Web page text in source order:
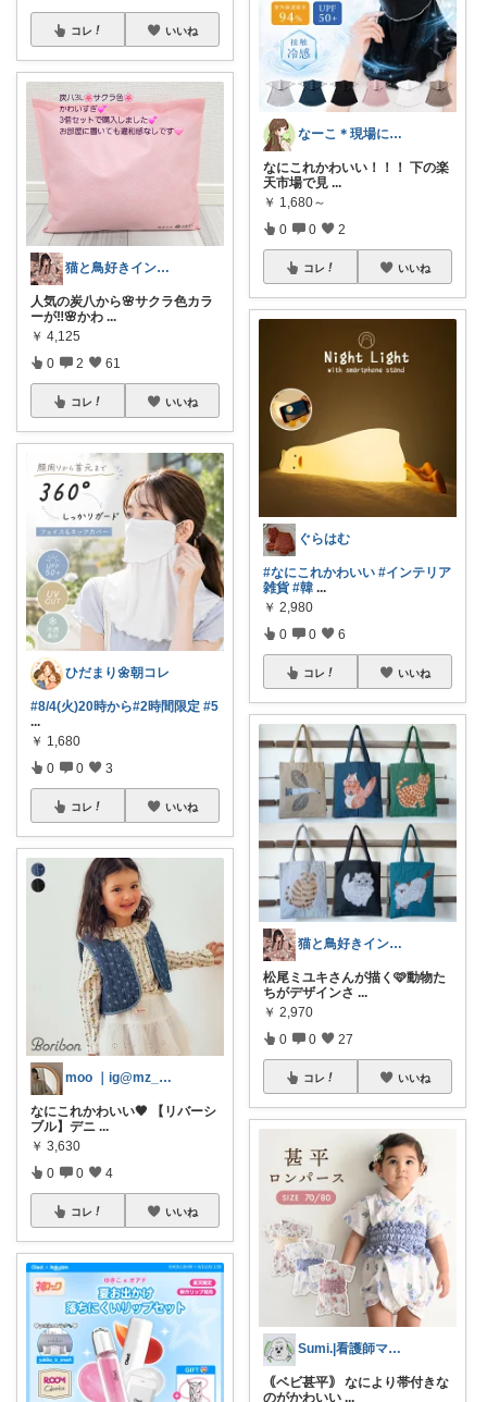
コレ いいね
猫と鳥好きインテリア初心者mako
人気の炭八から🌸サクラ色カラ
ーが‼️🌸かわ ...
￥ 4,125
0 2 61
コレ いいね
ひだまり🌼朝コレ
#8/4(火)20時から#2時間限定 #5
...
￥ 1,680
0 0 3
コレ いいね
moo ｜ig@mz_home_
なにこれかわいい🖤 【リバーシ
ブル】デニ ...
￥ 3,630
0 0 4
コレ いいね
なーこ＊現場に行けないオタクの推し活
なにこれかわいい！！！ 下の楽
天市場で見 ...
￥ 1,680～
0 0 2
コレ いいね
ぐらはむ
#なにこれかわいい #インテリア
雑貨 #韓 ...
￥ 2,980
0 0 6
コレ いいね
猫と鳥好きインテリア初心者mako
松尾ミユキさんが描く🩷動物た
ちがデザインさ ...
￥ 2,970
0 0 27
コレ いいね
Sumi.|看護師ママの子育てroom
｟ベビ甚平｠ なにより帯付きな
のがかわいい ...